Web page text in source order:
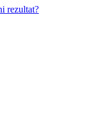
rezultat?